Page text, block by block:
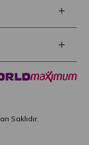
Saklıdır.